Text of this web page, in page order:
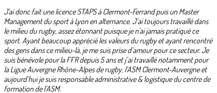
J'ai donc fait une licence STAPS à Clermont-Ferrand puis un Master
Management du sport à Lyon en alternance. J’ai toujours travaillé dans
le milieu du rugby, assez étonnant puisque je n'ai jamais pratiqué ce
sport. Ayant beaucoup apprécié les valeurs du rugby et ayant rencontré
des gens dans ce milieu-là, je me suis prise d’amour pour ce secteur. Je
suis bénévole pour la FFR depuis 5 ans et j’ai travaillé notamment pour
la Ligue Auvergne Rhône-Alpes de rugby, l’ASM Clermont-Auvergne et
aujourd’hui je suis responsable administrative & logistique du centre de
formation de l’ASM.